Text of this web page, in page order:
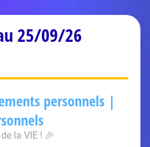
25/09/26
personnels |
la VIE ! 🎉